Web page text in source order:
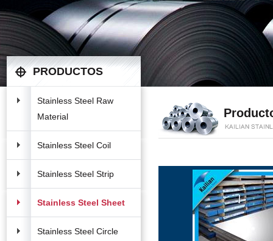
PRODUCTOS
Stainless Steel Raw
Material
Stainless Steel Coil
Stainless Steel Strip
Stainless Steel Sheet
Stainless Steel Circle